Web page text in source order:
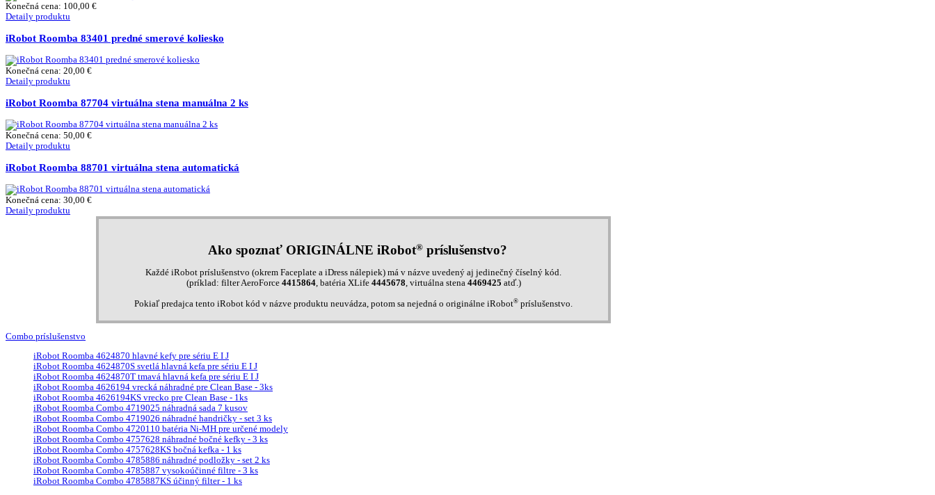
Konečná cena: 100,00 €
Detaily produktu
iRobot Roomba 83401 predné smerové koliesko
Konečná cena: 20,00 €
Detaily produktu
iRobot Roomba 87704 virtuálna stena manuálna 2 ks
Konečná cena: 50,00 €
Detaily produktu
iRobot Roomba 88701 virtuálna stena automatická
Konečná cena: 30,00 €
Detaily produktu
Ako spoznať ORIGINÁLNE iRobot® príslušenstvo?
Každé iRobot príslušenstvo (okrem Faceplate a iDress nálepiek) má v názve uvedený aj jedinečný číselný kód.
(príklad: filter AeroForce 4415864, batéria XLife4445678, virtuálna stena 4469425 atď.)
Pokiaľ predajca tento iRobot kód v názve produktu neuvádza, potom sa nejedná o originálne iRobot® príslušenstvo.
Combo príslušenstvo
iRobot Roomba 4624870 hlavné kefy pre sériu E I J
iRobot Roomba 4624870S svetlá hlavná kefa pre sériu E I J
iRobot Roomba 4624870T tmavá hlavná kefa pre sériu E I J
iRobot Roomba 4626194 vrecká náhradné pre Clean Base - 3ks
iRobot Roomba 4626194KS vrecko pre Clean Base - 1ks
iRobot Roomba Combo 4719025 náhradná sada 7 kusov
iRobot Roomba Combo 4719026 náhradné handričky - set 3 ks
iRobot Roomba Combo 4720110 batéria Ni-MH pre určené modely
iRobot Roomba Combo 4757628 náhradné bočné kefky - 3 ks
iRobot Roomba Combo 4757628KS bočná kefka - 1 ks
iRobot Roomba Combo 4785886 náhradné podložky - set 2 ks
iRobot Roomba Combo 4785887 vysokoúčinné filtre - 3 ks
iRobot Roomba Combo 4785887KS účinný filter - 1 ks